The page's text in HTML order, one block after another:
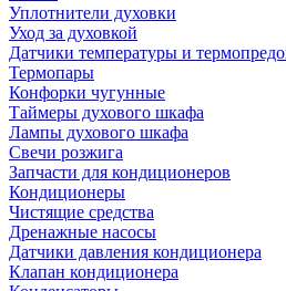
Уплотнители духовки
Уход за духовкой
Датчики температуры и
Термопары
Конфорки чугунные
Таймеры духового шкафа
Лампы духового шкафа
Свечи розжига
Запчасти для кондиционеров
Кондиционеры
Чистящие средства
Дренажные насосы
Датчики давления кондиционера
Клапан кондиционера